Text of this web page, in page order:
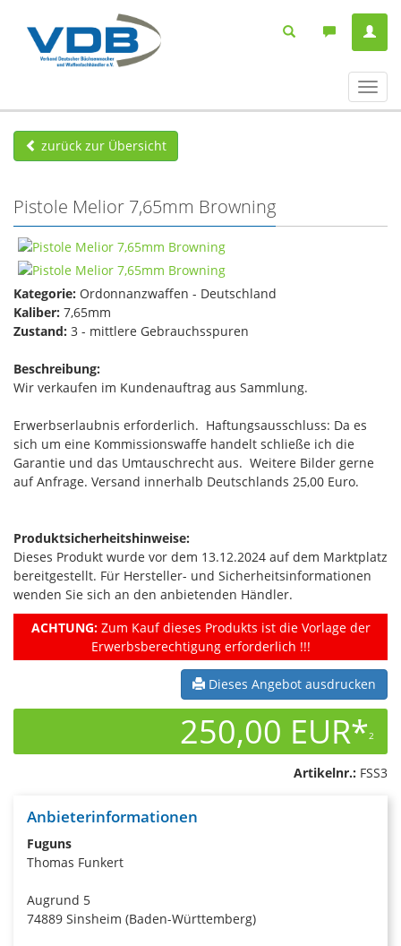
ein-/
zurück zur Übersicht
Pistole Melior 7,65mm Browning
Kategorie: Ordonnanzwaffen - Deutschland
Kaliber: 7,65mm
Zustand: 3 - mittlere Gebrauchsspuren
Beschreibung:
Wir verkaufen im Kundenauftrag aus Sammlung.
Erwerbserlaubnis erforderlich. Haftungsausschluss: Da es
sich um eine Kommissionswaffe handelt schließe ich die
Garantie und das Umtauschrecht aus. Weitere Bilder gerne
auf Anfrage. Versand innerhalb Deutschlands 25,00 Euro.
Produktsicherheitshinweise:
Dieses Produkt wurde vor dem 13.12.2024 auf dem Marktplatz
bereitgestellt. Für Hersteller- und Sicherheitsinformationen
wenden Sie sich an den anbietenden Händler.
ACHTUNG:Zum Kauf dieses Produkts ist die Vorlage der
Erwerbsberechtigung erforderlich !!!
Dieses Angebot ausdrucken
250,00 EUR*2
Artikelnr.: FSS3
Anbieterinformationen
Fuguns
Thomas Funkert
Augrund 5
74889 Sinsheim (Baden-Württemberg)